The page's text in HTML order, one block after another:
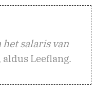
salaris van
aldus Leeflang.